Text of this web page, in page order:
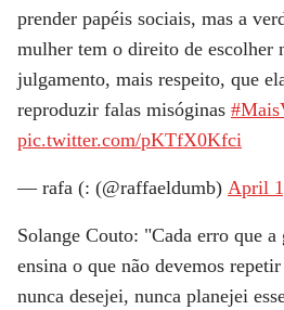
prender papéis sociais, mas a
mulher tem o direito de escolher
julgamento, mais respeito, que
reproduzir falas misóginas
pic.twitter.com/pKTfX0Kfci
— rafa (: (@raffaeldumb) April
Solange Couto: "Cada erro que a
ensina o que não devemos
nunca desejei, nunca planejei